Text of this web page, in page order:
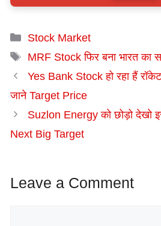
Categories
Stock Market
Tags
MRF Stock फिर बना भारत का
Yes Bank Stock हो रहा हैं
जाने Target Price
Suzlon Energy को छोड़ो देखो
Next Big Target
Leave a Comment